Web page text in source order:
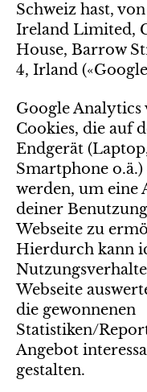
Schweiz hast,
Ireland Limited,
House, Barrow
4, Irland
Google Analytics
Cookies, die auf
Endgerät
Smartphone
werden, um eine
deiner
Webseite zu
Hierdurch kann
Webseite
die gewonnenen
Statistiken/
Angebot
gestalten.